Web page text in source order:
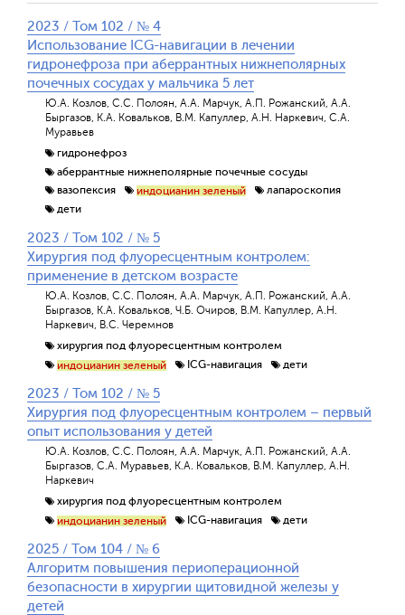
2023 / Том 102 / № 4
Использование ICG-навигации в лечении
гидронефроза при аберрантных нижнеполярных
почечных сосудах у мальчика 5 лет
Ю.А. Козлов, С.С. Полоян, А.А. Марчук, А.П. Рожанский, А.А.
Быргазов, К.А. Ковальков, В.М. Капуллер, А.Н. Наркевич, С.А.
Муравьев
гидронефроз
аберрантные нижнеполярные почечные сосуды
вазопексия
индоцианин зеленый
лапароскопия
дети
2023 / Том 102 / № 5
Хирургия под флуоресцентным контролем:
применение в детском возрасте
Ю.А. Козлов, С.С. Полоян, А.А. Марчук, А.П. Рожанский, А.А.
Быргазов, К.А. Ковальков, Ч.Б. Очиров, В.М. Капуллер, А.Н.
Наркевич, В.С. Черемнов
хирургия под флуоресцентным контролем
индоцианин зеленый
ICG-навигация дети
2023 / Том 102 / № 5
Хирургия под флуоресцентным контролем – первый
опыт использования у детей
Ю.А. Козлов, С.С. Полоян, А.А. Марчук, А.П. Рожанский, А.А.
Быргазов, С.А. Муравьев, К.А. Ковальков, В.М. Капуллер, А.Н.
Наркевич
хирургия под флуоресцентным контролем
индоцианин зеленый
ICG-навигация дети
2025 / Том 104 / № 6
Алгоритм повышения периоперационной
безопасности в хирургии щитовидной железы у
детей